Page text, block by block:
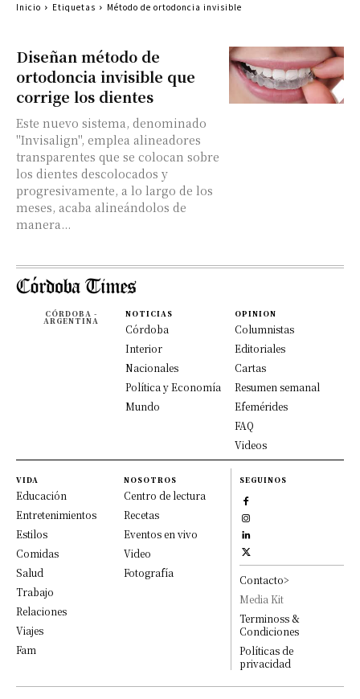
Diseñan método de
ortodoncia invisible que
corrige los dientes
Este nuevo sistema, denominado
"Invisalign", emplea alineadores
transparentes que se colocan sobre
los dientes descolocados y
progresivamente, a lo largo de los
meses, acaba alineándolos de
manera...
Inicio Etiquetas Método de ortodoncia invisible
CÓRDOBA -
ARGENTINA
NOTICIAS
Córdoba
Interior
Nacionales
Política y Economía
Mundo
OPINION
Columnistas
Editoriales
Cartas
Resumen semanal
Efemérides
FAQ
Videos
VIDA
Educación
Entretenimientos
Estilos
Comidas
Salud
Trabajo
Relaciones
Viajes
Fam
NOSOTROS
Centro de lectura
Recetas
Eventos en vivo
Video
Fotografía
SEGUINOS
Contacto>
Media Kit
Terminoss &
Condiciones
Políticas de
privacidad